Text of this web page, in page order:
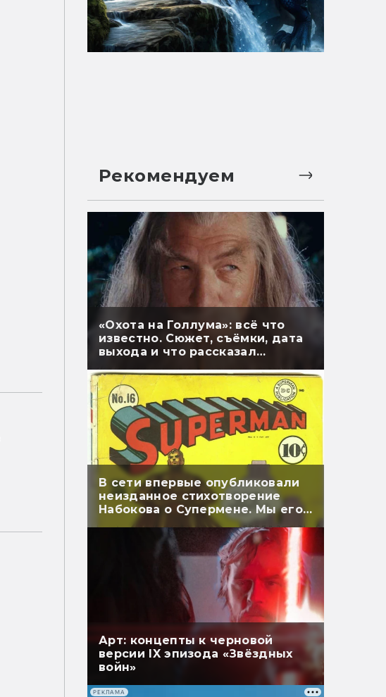
Рекомендуем
«Охота на Голлума»: всё что
известно. Сюжет, съёмки, дата
выхода и что рассказал
В сети впервые опубликовали
неизданное стихотворение
Набокова о Супермене. Мы его
перевели
Арт: концепты к черновой
версии IX эпизода «Звёздных
войн»
РЕКЛАМА